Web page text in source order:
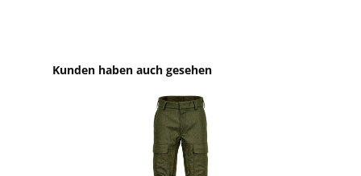
Produktgalerie überspringen
Kunden haben auch gesehen